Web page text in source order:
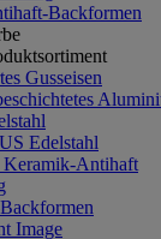
Backformen
Gusseisen
Edelstahl
Keramik-Antihaft